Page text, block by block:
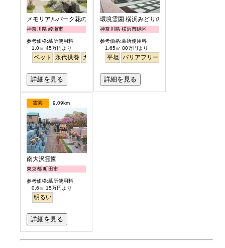
メモリアルパーク花の郷聖地 相模大塚
神奈川県 綾瀬市
参考価格:墓所使用料
1.0㎡ 45万円より
ペット 永代供養 ガーデニング 駅から徒歩
詳細を見る
環境霊園 横浜みどりの森
神奈川県 横浜市緑区
参考価格:墓所使用料
1.65㎡ 80万円より
平坦 バリアフリー
詳細を見る
霊園 9.09km
南大沢霊園
東京都 町田市
参考価格:墓所使用料
0.6㎡ 15万円より
明るい
詳細を見る